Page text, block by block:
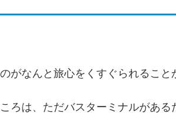
がなんと旅心をくすぐられること
ろは、ただバスターミナルがあ